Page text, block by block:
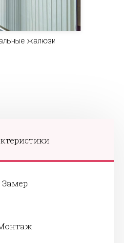
жалюзи
Замер